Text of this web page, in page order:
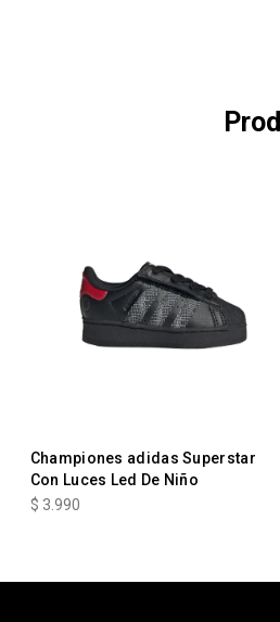
Championes adidas Superstar
Con Luces Led De Niño
$ 3.990